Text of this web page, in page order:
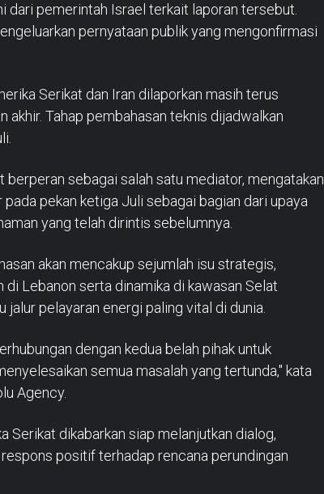
dari pemerintah Israel terkait laporan tersebut.
pernyataan publik yang mengonfirmasi
Serikat dan Iran dilaporkan masih terus
Tahap pembahasan teknis dijadwalkan
sebagai salah satu mediator, mengatakan
pekan ketiga Juli sebagai bagian dari upaya
yang telah dirintis sebelumnya.
akan mencakup sejumlah isu strategis,
Lebanon serta dinamika di kawasan Selat
pelayaran energi paling vital di dunia.
dengan kedua belah pihak untuk
semua masalah yang tertunda," kata
Agency.
Serikat dikabarkan siap melanjutkan dialog,
positif terhadap rencana perundingan